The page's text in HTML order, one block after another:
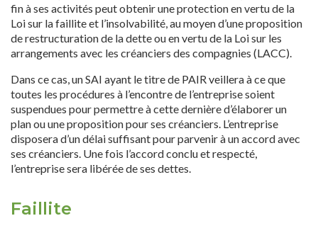
fin à ses activités peut obtenir une protection en vertu de la
Loi sur la faillite et l’insolvabilité, au moyen d’une proposition
de restructuration de la dette ou en vertu de la Loi sur les
arrangements avec les créanciers des compagnies (LACC).
Dans ce cas, un SAI ayant le titre de PAIR veillera à ce que
toutes les procédures à l’encontre de l’entreprise soient
suspendues pour permettre à cette dernière d’élaborer un
plan ou une proposition pour ses créanciers. L’entreprise
disposera d’un délai suffisant pour parvenir à un accord avec
ses créanciers. Une fois l’accord conclu et respecté,
l’entreprise sera libérée de ses dettes.
Faillite